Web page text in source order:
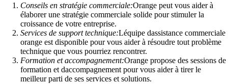
Conseils en stratégie commerciale:Orange peut vous aider à
élaborer une stratégie commerciale solide pour stimuler la
croissance de votre entreprise.
Services de support technique:Léquipe dassistance commerciale
orange est disponible pour vous aider à résoudre tout problème
technique que vous pourriez rencontrer.
Formation et accompagnement:Orange propose des sessions de
formation et daccompagnement pour vous aider à tirer le
meilleur parti de ses services et solutions.